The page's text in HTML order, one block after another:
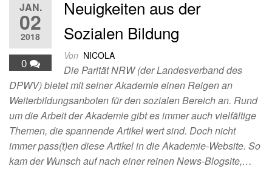
JAN.
02
2018
0
Neuigkeiten aus der
Sozialen Bildung
Von NICOLA
Die Parität NRW (der Landesverband des
DPWV) bietet mit seiner Akademie einen Reigen an
Weiterbildungsanboten für den sozialen Bereich an. Rund
um die Arbeit der Akademie gibt es immer auch vielfältige
Themen, die spannende Artikel wert sind. Doch nicht
immer pass(t)en diese Artikel in die Akademie-Website. So
kam der Wunsch auf nach einer reinen News-Blogsite,…